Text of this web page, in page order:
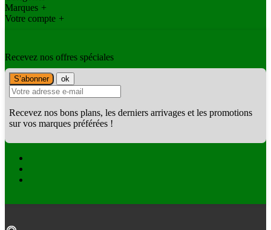
Marques +
Votre compte +
Recevez nos offres spéciales
Recevez nos bons plans, les derniers arrivages et les promotions
sur vos marques préférées !